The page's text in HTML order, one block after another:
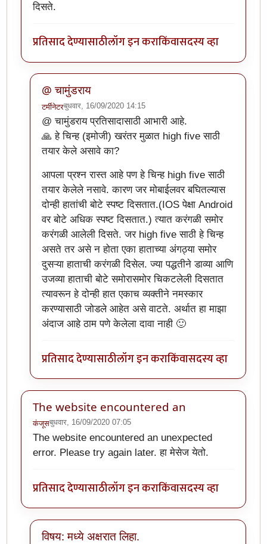
दिसते.
प्रतिसाद देण्यासाठीलॉग इन कराकिंवासदस्य व्हा
@ चामुंडराय
टर्मीनेटरबुधवार, 16/09/2020 14:15
In reply toझकास काम झाले हे !byचामुंडराय
@ चामुंडराय प्रतिसादासाठी आभारी आहे.
🙏 हे चिन्ह (इमोजी) खरंतर मुळात high five साठी
तयार केले असावे का?
आपला प्रश्न रास्त आहे पण हे चिन्ह high five साठी
तयार केलेले नसावे. कारण जर मोबाईलवर बघितल्यास
दोन्ही हातांची बोटे स्पष्ट दिसतात.(IOS पेक्षा Android
वर बोटे अधिक स्पष्ट दिसतात.) त्यात करंगळी समोर
करंगळी आलेली दिसते. जर high five साठी हे चिन्ह
असते तर असे न होता एका हाताच्या अंगठ्या समोर
दुसऱ्या हाताची करंगळी दिसेल. ज्या पद्धतीने डाव्या आणि
उजव्या हाताची बोटे समोरासमोर चिकटलेली दिसतात
त्यावरून हे दोन्ही हात एकाच व्यक्तीने नमस्कार
करण्यासाठी जोडले आहेत असे वाटते. अर्थात हा माझा
अंदाज आहे ठाम पणे केलेला दावा नाही 🙂
प्रतिसाद देण्यासाठीलॉग इन कराकिंवासदस्य व्हा
The website encountered an
कंजूसबुधवार, 16/09/2020 07:05
The website encountered an unexpected
error. Please try again later. हा मेसेज येतो.
प्रतिसाद देण्यासाठीलॉग इन कराकिंवासदस्य व्हा
विषय: मध्ये अक्षरात लिहा.